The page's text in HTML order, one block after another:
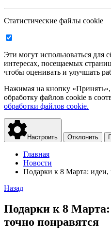
Статистические файлы cookie
Эти могут использоваться для
интересах, посещаемых
чтобы оценивать и улучшать
Нажимая на кнопку «Принять»,
обработку файлов cookie в
обработки файлов cookie.
Настроить Отклонить
Главная
Новости
Подарки к 8 Марта: идеи,
Назад
Подарки к 8
точно понравятся